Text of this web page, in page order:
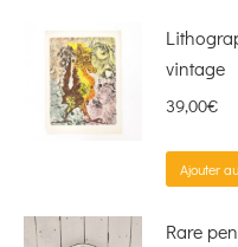
vintage
39,00€
Ajouter
Rare